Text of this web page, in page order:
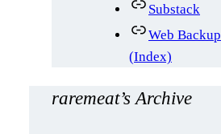
Substack
Web Backup
(Index)
raremeat’s Archive